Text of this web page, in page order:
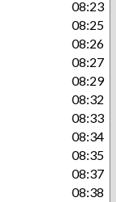
08:23
08:25
08:26
08:27
08:29
08:32
08:33
08:34
08:35
08:37
08:38